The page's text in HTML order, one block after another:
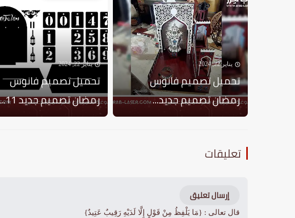
يناير 22, 2024
تحميل تصميم فانوس
رمضان تصميم جديد...
يناير 22, 2024
تحميل تصميم فانوس
رمضان تصميم جديد 11...
تعليقات
إرسال تعليق
قال تعالى : {مَا يَلْفِظُ مِنْ قَوْلٍ إِلَّا لَدَيْهِ رَقِيبٌ عَتِيدٌ}